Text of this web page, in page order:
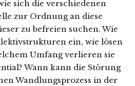
sich die verschiedenen
zur Ordnung an diese
zu befreien suchen. Wie
ein, wie lösen
Umfang verlieren sie
Wann kann die Störung
Wandlungsprozess in der